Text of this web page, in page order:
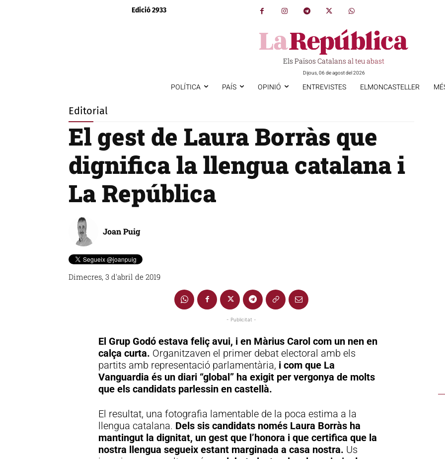
Edició 2933
Els Països Catalans al teu abast
Dijous, 06 de agost del 2026
POLÍTICA PAÍS OPINIÓ ENTREVISTES ELMONCASTELLER
Editorial
El gest de Laura Borràs que
dignifica la llengua catalana i
La República
Joan Puig
Dimecres, 3 d'abril de 2019
- Publicitat -
El Grup Godó estava feliç avui, i en Màrius Carol com un nen en
calça curta. Organitzaven el primer debat electoral amb els
partits amb representació parlamentària, i com que La
Vanguardia és un diari “global” ha exigit per vergonya de molts
que els candidats parlessin en castellà.
El resultat, una fotografia lamentable de la poca estima a la
llengua catalana. Dels sis candidats només Laura Borràs ha
mantingut la dignitat, un gest que l’honora i que certifica que la
nostra llengua segueix estant marginada a casa nostra. Us